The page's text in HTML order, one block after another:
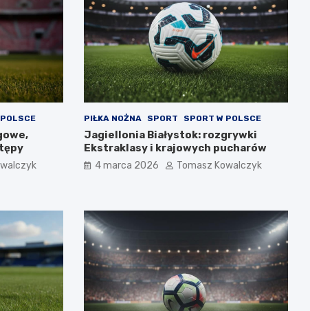
PIŁKA NOŻNA SPORT SPORT W POLSCE
Jagiellonia Białystok: rozgrywki
Ekstraklasy i krajowych pucharów
4 marca 2026 Tomasz Kowalczyk